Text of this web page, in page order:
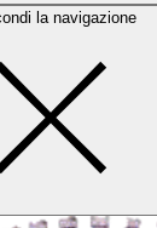
la navigazione